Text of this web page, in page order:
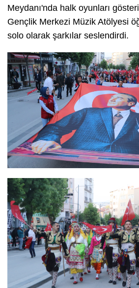
Meydanı'nda halk oyunları
Gençlik Merkezi Müzik Atölyesi
solo olarak şarkılar seslendirdi.